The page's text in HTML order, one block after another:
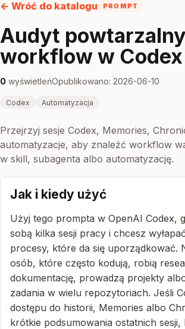
← Wróć do katalogu PROMPT
Audyt
workflow w Codex
0 wyświetleńOpublikowano: 2026-06-10
Codex Automatyzacja
Przejrzyj sesje Codex, Memories,
automatyzacje, aby znaleźć workflow
w skill, subagenta albo automatyzację.
Jak i kiedy użyć
Użyj tego prompta w OpenAI Codex,
sobą kilka sesji pracy i chcesz
procesy, które da się uporządkować.
osób, które często kodują, robią
dokumentację, prowadzą projekty
zadania w wielu repozytoriach. Jeśli
dostępu do historii, Memories albo
krótkie podsumowania ostatnich sesji,